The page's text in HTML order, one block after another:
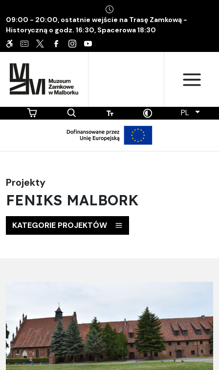
09:00 - 20:00, ostatnie wejście na Trasę Zamkową -
Historyczną o godz. 16:30, Spacerowa 18:30
PL
Projekty
FENIKS MALBORK
KATEGORIE PROJEKTÓW